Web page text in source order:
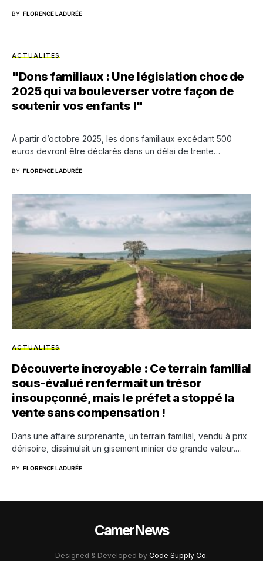
BY FLORENCE LADURÉE
ACTUALITÉS
"Dons familiaux : Une législation choc de
2025 qui va bouleverser votre façon de
soutenir vos enfants !"
À partir d’octobre 2025, les dons familiaux excédant 500
euros devront être déclarés dans un délai de trente…
BY FLORENCE LADURÉE
ACTUALITÉS
Découverte incroyable : Ce terrain familial
sous-évalué renfermait un trésor
insoupçonné, mais le préfet a stoppé la
vente sans compensation !
Dans une affaire surprenante, un terrain familial, vendu à prix
dérisoire, dissimulait un gisement minier de grande valeur.…
BY FLORENCE LADURÉE
CamerNews
Designed & Developed by Code Supply Co.